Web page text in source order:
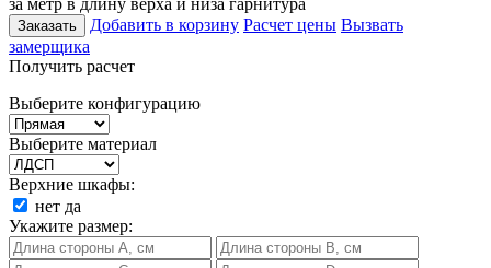
Заказать Добавить в корзину Расчет цены Вызвать
замерщика
Получить расчет
Выберите конфигурацию
Выберите материал
Верхние шкафы:
нет да
Укажите размер: